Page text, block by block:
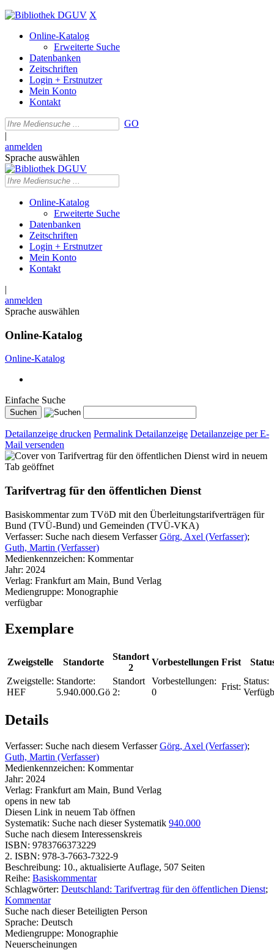
X
Online-Katalog
Erweiterte Suche
Datenbanken
Zeitschriften
Login + Erstnutzer
Mein Konto
Kontakt
GO
|
anmelden
Sprache auswählen
Online-Katalog
Erweiterte Suche
Datenbanken
Zeitschriften
Login + Erstnutzer
Mein Konto
Kontakt
|
anmelden
Sprache auswählen
Online-Katalog
Online-Katalog
Einfache Suche
Detailanzeige drucken Permalink Detailanzeige Detailanzeige per E-
Mail versenden
wird in neuem
Tab geöffnet
Tarifvertrag für den öffentlichen Dienst
Basiskommentar zum TVöD mit den Überleitungstarifverträgen für
Bund (TVÜ-Bund) und Gemeinden (TVÜ-VKA)
Verfasser: Suche nach diesem Verfasser Görg, Axel (Verfasser);
Guth, Martin (Verfasser)
Medienkennzeichen: Kommentar
Jahr: 2024
Verlag: Frankfurt am Main, Bund Verlag
Mediengruppe: Monographie
verfügbar
Exemplare
Zweigstelle Standorte
Standort
2
Vorbestellungen Frist
Zweigstelle:
HEF
Standorte:
5.940.000.Gö
Standort
2:
Vorbestellungen:
0
Frist:
Status:
Details
Verfasser: Suche nach diesem Verfasser Görg, Axel (Verfasser);
Guth, Martin (Verfasser)
Medienkennzeichen: Kommentar
Jahr: 2024
Verlag: Frankfurt am Main, Bund Verlag
opens in new tab
Diesen Link in neuem Tab öffnen
Systematik: Suche nach dieser Systematik 940.000
Suche nach diesem Interessenskreis
ISBN: 9783766373229
2. ISBN: 978-3-7663-7322-9
Beschreibung: 10., aktualisierte Auflage, 507 Seiten
Reihe: Basiskommentar
Schlagwörter: Deutschland: Tarifvertrag für den öffentlichen Dienst;
Kommentar
Suche nach dieser Beteiligten Person
Sprache: Deutsch
Mediengruppe: Monographie
Neuerscheinungen